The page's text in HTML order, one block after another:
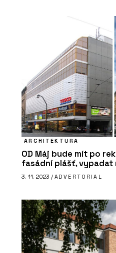
PRODUKTY
Profikalkulátor
PRODUKTY
Suché podlahy
ARCHITEKTURA
OD Máj bude mít po
fasádní plášť, vypadat
3. 11. 2023 / ADVERTORIAL